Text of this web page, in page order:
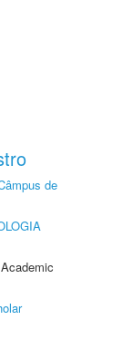
de